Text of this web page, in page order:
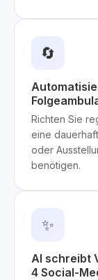
🔄
Richten Sie
eine
oder
benötigen.
✨
AI schreibt
4 Social-